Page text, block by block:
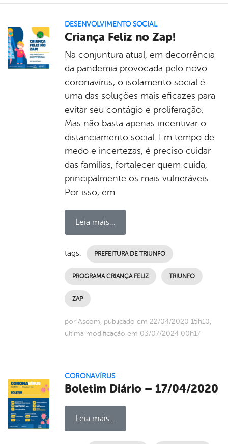
DESENVOLVIMENTO SOCIAL
Criança Feliz no Zap!
Na conjuntura atual, em decorrência
da pandemia provocada pelo novo
coronavírus, o isolamento social é
uma das soluções mais eficazes para
evitar seu contágio e proliferação.
Mas não basta apenas incentivar o
distanciamento social. Em tempo de
medo e incertezas, é preciso cuidar
das famílias, fortalecer quem cuida,
principalmente os mais vulneráveis.
Por isso, em
Leia mais...
tags: PREFEITURA DE TRIUNFO
PROGRAMA CRIANÇA FELIZ TRIUNFO
ZAP
por Ascom, publicado em 22/04/2020 15h10,
última modificação em 03/07/2024 00h17
CORONAVÍRUS
Boletim Diário – 17/04/2020
Leia mais...